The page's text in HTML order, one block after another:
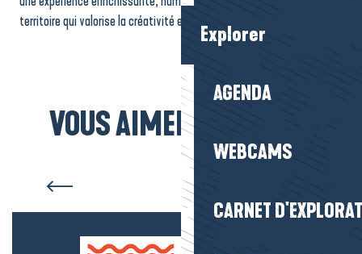
Explorer
AGENDA
WEBCAMS
CARNET
territoire qui valorise la créativité et le savoir-faire.
VOUS AIMEREZ AUSSI...
Toutes les plages